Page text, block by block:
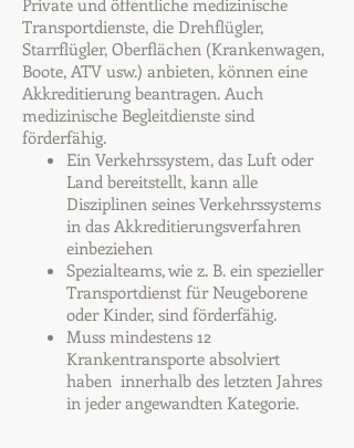
Private und öffentliche medizinische
Transportdienste, die Drehflügler,
Starrflügler, Oberflächen (Krankenwagen,
Boote, ATV usw.) anbieten, können eine
Akkreditierung beantragen. Auch
medizinische Begleitdienste sind
förderfähig.
Ein Verkehrssystem, das Luft oder
Land bereitstellt, kann alle
Disziplinen seines Verkehrssystems
in das Akkreditierungsverfahren
einbeziehen
Spezialteams, wie z. B. ein spezieller
Transportdienst für Neugeborene
oder Kinder, sind förderfähig.
Muss mindestens 12
Krankentransporte absolviert
haben innerhalb des letzten Jahres
in jeder angewandten Kategorie.